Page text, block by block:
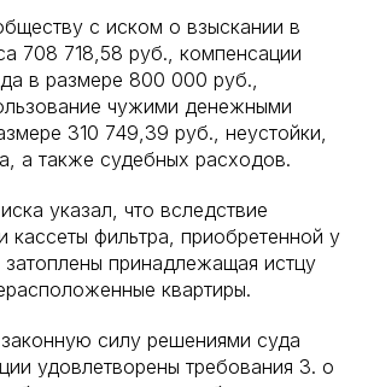
с иском о взыскании в
708 718,58 руб., компенсации
в размере 800 000 руб.,
чужими денежными
310 749,39 руб., неустойки,
а также судебных расходов.
указал, что вследствие
кассеты фильтра, приобретенной у
принадлежащая истцу
квартиры.
силу решениями суда
удовлетворены требования З. о